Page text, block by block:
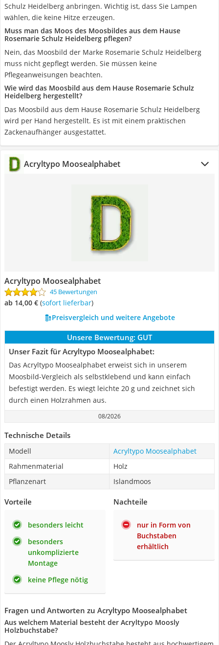
Schulz Heidelberg anbringen. Wichtig ist, dass Sie Lampen
wählen, die keine Hitze erzeugen.
Muss man das Moos des Moosbildes aus dem Hause
Rosemarie Schulz Heidelberg pflegen?
Nein, das Moosbild der Marke Rosemarie Schulz Heidelberg
muss nicht gepflegt werden. Sie müssen keine
Pflegeanweisungen beachten.
Wie wird das Moosbild aus dem Hause Rosemarie Schulz
Heidelberg hergestellt?
Das Moosbild aus dem Hause Rosemarie Schulz Heidelberg
wird per Hand hergestellt. Es ist mit einem praktischen
Zackenaufhänger ausgestattet.
Acryltypo Moosealphabet
Acryltypo Moosealphabet
45 Bewertungen
ab 14,00 € ( Sofort lieferbar)
Preisvergleich und weitere Angebote
Unsere Bewertung: GUT
Unser Fazit für Acryltypo Moosealphabet:
Das Acryltypo Moosealphabet erweist sich in unserem
Moosbild-Vergleich als selbstklebend und kann einfach
befestigt werden. Es wiegt leichte 20 g und zeichnet sich
durch einen Holzrahmen aus.
08/2026
Technische Details
Modell
Acryltypo Moosealphabet
Rahmenmaterial
Holz
Pflanzenart
Islandmoos
Vorteile
besonders leicht
besonders
unkomplizierte
Montage
keine Pflege nötig
Nachteile
nur in Form von
Buchstaben
erhältlich
Fragen und Antworten zu Acryltypo Moosealphabet
Aus welchem Material besteht der Acryltypo Moosly
Holzbuchstabe?